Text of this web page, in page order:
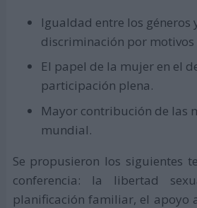
Igualdad entre los géneros
discriminación por motivos
El papel de la mujer en el
participación plena.
Mayor contribución de las
mundial.
Se propusieron los siguientes
conferencia: la libertad
planificación familiar, el apoyo